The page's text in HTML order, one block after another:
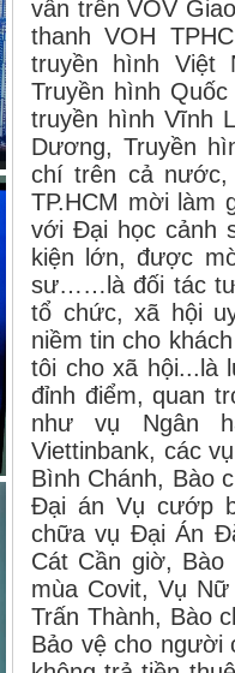
vấn trên VOV
thanh VOH
truyền hình Việt
Truyền hình
truyền hình Vĩnh
Dương, Truyền
chí trên cả
TP.HCM mời làm
với Đại học cảnh
kiện lớn, được
sư……là đối tác tư
tổ chức, xã hội
niềm tin cho
tôi cho xã hội...là
đỉnh điểm, quan
như vụ Ngân
Viettinbank, các
Bình Chánh, Bào
Đại án Vụ cướp
chữa vụ Đại Án
Cát Cần giờ, Bào
mùa Covit, Vụ
Trấn Thành, Bào
Bảo vệ cho người